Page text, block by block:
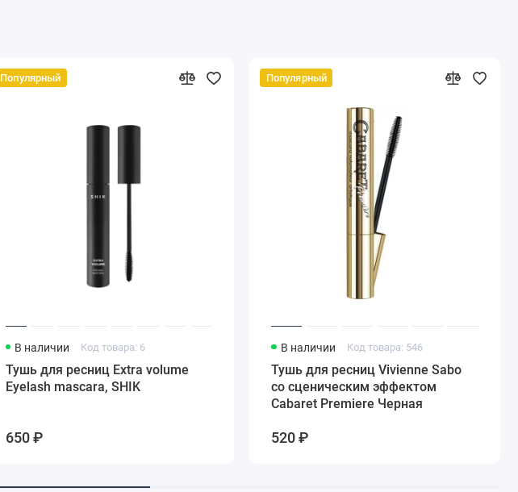
Популярный
В наличии Код товара: 6
Тушь для ресниц Extra volume
Eyelash mascara, SHIK
650 ₽
Популярный
В наличии Код товара: 546
Тушь для ресниц Vivienne Sabo
со сценическим эффектом
Cabaret Premiere Черная
520 ₽